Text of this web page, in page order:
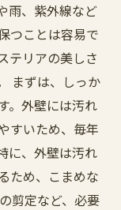
雨、紫外線など
つことは容易で
テリアの美しさ
まずは、しっか
。外壁には汚れ
すいため、毎年
に、外壁は汚れ
ため、こまめな
剪定など、必要